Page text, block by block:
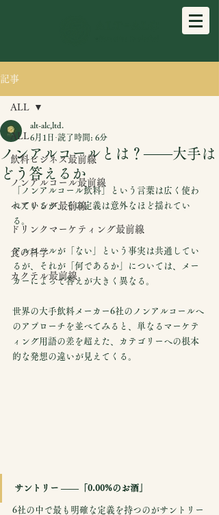
記事
ALL
飲料ビジネス最前線
ノンアルコール最前線
ペアリング最前線
ドリンクマーケティング最前線
食の科学
カクテル最前線
ALL
ノンアルコールとは？——大手は
どう答えるか
alt-alc,ltd.
6月1日 読了時間: 6分
「ノンアルコール飲料」という言葉は広く使わ
れているが、その定義は意外なほど揺れてい
る。
アルコールが「ない」という事実は共通してい
るが、それが「何であるか」については、メー
カーによって答えが大きく異なる。
世界の大手飲料メーカー6社のノンアルコールへ
のアプローチを並べてみると、単なるマーケテ
ィング用語の差を超えた、カテゴリーへの根本
的な発想の違いが見えてくる。
サントリー ——「0.00%のお酒」
6社の中で最も明確な定義を持つのがサントリー